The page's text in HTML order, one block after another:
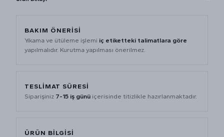
BAKIM ÖNERISI
Yıkama ve ütüleme işlemi iç etiketteki talimatlara göre
yapılmalıdır. Kurutma yapılması önerilmez.
TESLIMAT SÜRESI
Siparişiniz 7-15 iş günü içerisinde titizlikle hazırlanmaktadır.
ÜRÜN BILGISI